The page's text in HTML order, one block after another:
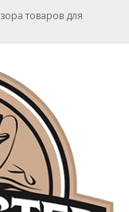
товаров для